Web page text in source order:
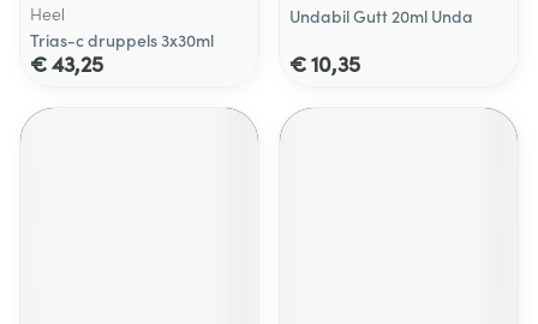
Heel
Trias-c druppels 3x30ml
€ 43,25
Undabil Gutt 20ml Unda
€ 10,35